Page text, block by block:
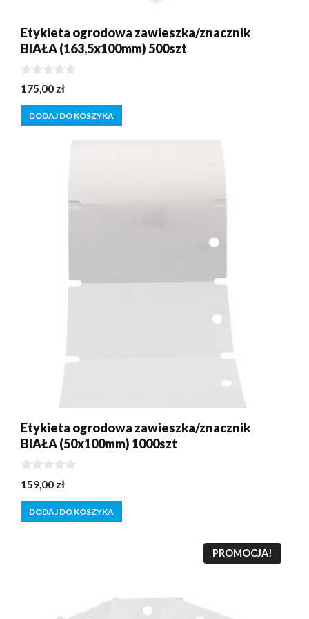
Etykieta ogrodowa zawieszka/znacznik
BIAŁA (163,5x100mm) 500szt
0
z
5
175,00 zł
DODAJ DO KOSZYKA
Etykieta ogrodowa zawieszka/znacznik
BIAŁA (50x100mm) 1000szt
0
z
5
159,00 zł
DODAJ DO KOSZYKA
PROMOCJA!